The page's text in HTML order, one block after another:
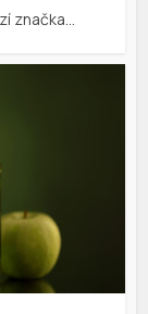
značka…